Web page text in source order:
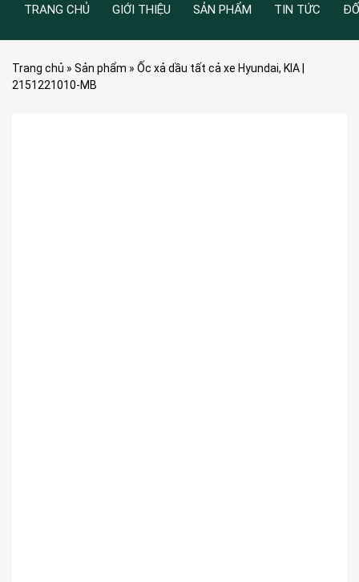
TRANG CHỦ GIỚI THIỆU SẢN PHẨM TIN TỨC
Trang chủ » Sản phẩm » Ốc xả dầu tất cả xe Hyundai, KIA |
2151221010-MB